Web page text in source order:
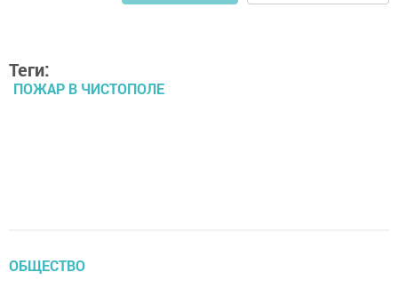
Теги:
ПОЖАР В ЧИСТОПОЛЕ
ОБЩЕСТВО